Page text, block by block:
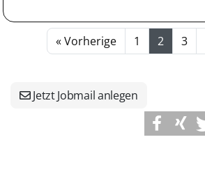
« Vorherige 1 2 3
Jetzt Jobmail anlegen